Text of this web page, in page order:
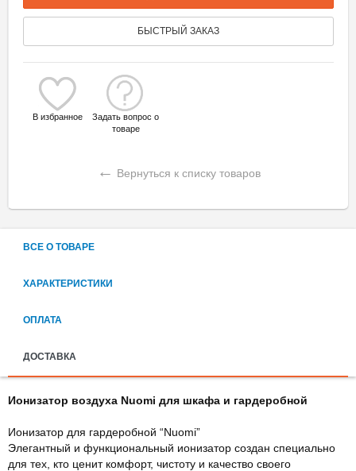
БЫСТРЫЙ ЗАКАЗ
В избранное
Задать вопрос о
товаре
← Вернуться к списку товаров
ВСЕ О ТОВАРЕ
ХАРАКТЕРИСТИКИ
ОПЛАТА
ДОСТАВКА
Ионизатор воздуха Nuomi для шкафа и гардеробной
Ионизатор для гардеробной “Nuomi”
Элегантный и функциональный ионизатор создан специально
для тех, кто ценит комфорт, чистоту и качество своего